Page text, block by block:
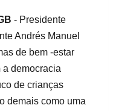
- Presidente
Andrés Manuel
de bem -estar
a democracia
de crianças
demais como uma